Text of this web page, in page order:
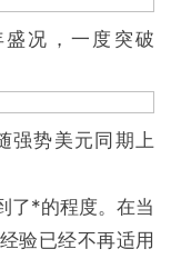
况，一度突破
强势美元同期上
了*的程度。在当
验已经不再适用